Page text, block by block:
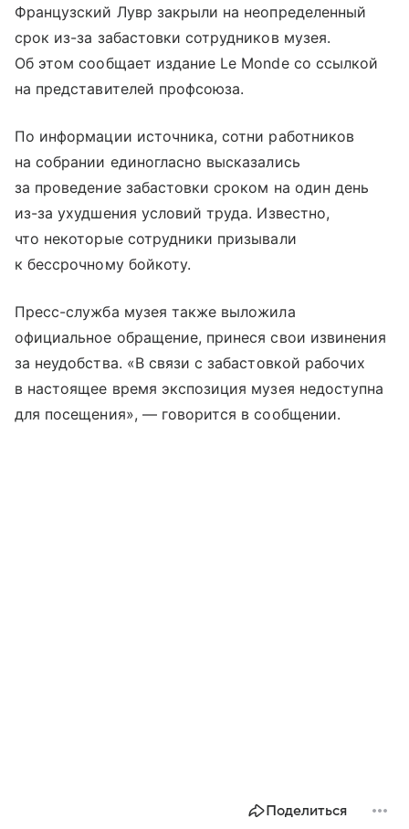
Французский Лувр закрыли на неопределенный
срок из-за забастовки сотрудников музея.
Об этом сообщает издание Le Monde со ссылкой
на представителей профсоюза.
По информации источника, сотни работников
на собрании единогласно высказались
за проведение забастовки сроком на один день
из-за ухудшения условий труда. Известно,
что некоторые сотрудники призывали
к бессрочному бойкоту.
Пресс-служба музея также выложила
официальное обращение, принеся свои извинения
за неудобства. «В связи с забастовкой рабочих
в настоящее время экспозиция музея недоступна
для посещения», — говорится в сообщении.
Поделиться